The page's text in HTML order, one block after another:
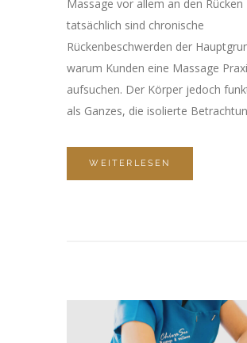
Massage vor allem an den Rücken
tatsächlich sind chronische
Rückenbeschwerden der
warum Kunden eine Massage
aufsuchen. Der Körper jedoch
als Ganzes, die isolierte
WEITERLESEN